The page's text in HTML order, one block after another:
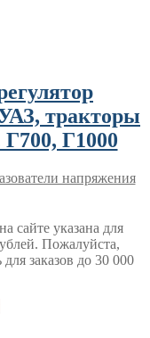
тракторы
Г700, Г1000
напряжения
сайте указана для
Пожалуйста,
заказов до 30 000